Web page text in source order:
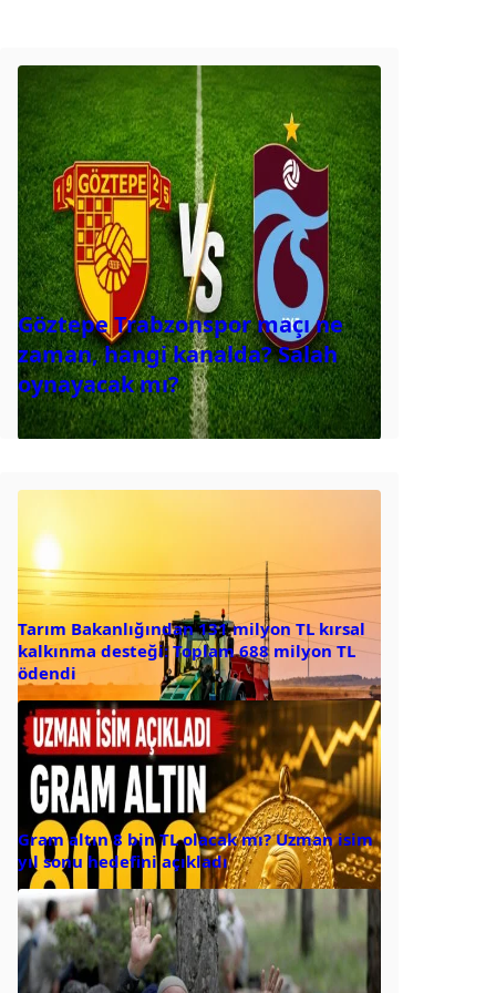
Göztepe Trabzonspor maçı ne
zaman, hangi kanalda? Salah
oynayacak mı?
Tarım Bakanlığından 131 milyon TL kırsal
kalkınma desteği: Toplam 688 milyon TL
ödendi
Gram altın 8 bin TL olacak mı? Uzman isim
yıl sonu hedefini açıkladı